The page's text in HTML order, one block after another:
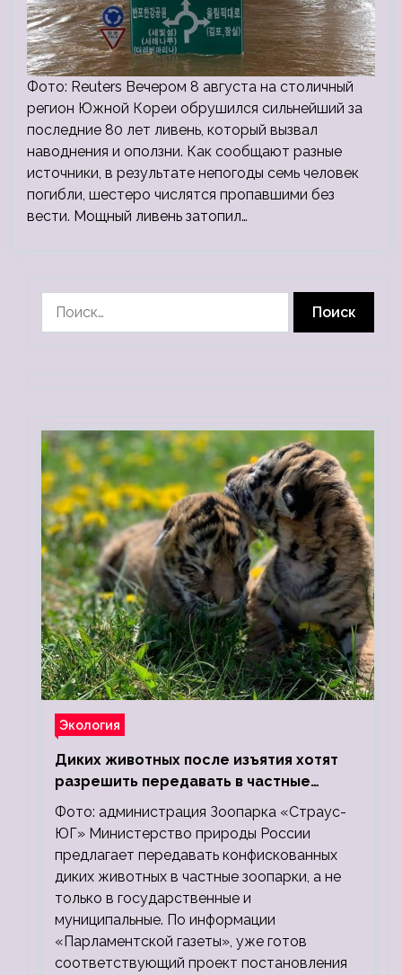
Фото: Reuters Вечером 8 августа на столичный
регион Южной Кореи обрушился сильнейший за
последние 80 лет ливень, который вызвал
наводнения и оползни. Как сообщают разные
источники, в результате непогоды семь человек
погибли, шестеро числятся пропавшими без
вести. Мощный ливень затопил…
Экология
Диких животных после изъятия хотят
разрешить передавать в частные
зоопарки
Фото: администрация Зоопарка «Страус-
ЮГ» Министерство природы России
предлагает передавать конфискованных
диких животных в частные зоопарки, а не
только в государственные и
муниципальные. По информации
«Парламентской газеты», уже готов
соответствующий проект постановления